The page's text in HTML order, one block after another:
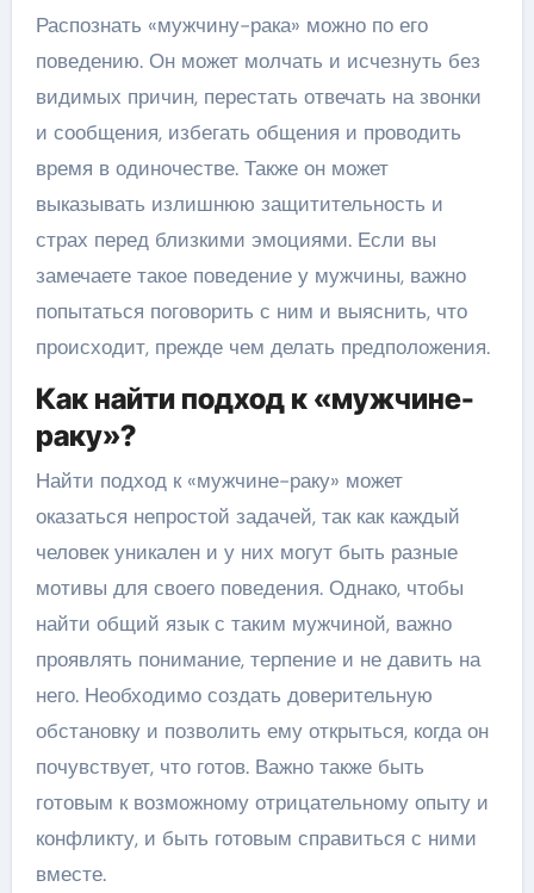
Распознать «мужчину-рака» можно по его
поведению. Он может молчать и исчезнуть без
видимых причин, перестать отвечать на звонки
и сообщения, избегать общения и проводить
время в одиночестве. Также он может
выказывать излишнюю защитительность и
страх перед близкими эмоциями. Если вы
замечаете такое поведение у мужчины, важно
попытаться поговорить с ним и выяснить, что
происходит, прежде чем делать предположения.
Как найти подход к «мужчине-
раку»?
Найти подход к «мужчине-раку» может
оказаться непростой задачей, так как каждый
человек уникален и у них могут быть разные
мотивы для своего поведения. Однако, чтобы
найти общий язык с таким мужчиной, важно
проявлять понимание, терпение и не давить на
него. Необходимо создать доверительную
обстановку и позволить ему открыться, когда он
почувствует, что готов. Важно также быть
готовым к возможному отрицательному опыту и
конфликту, и быть готовым справиться с ними
вместе.